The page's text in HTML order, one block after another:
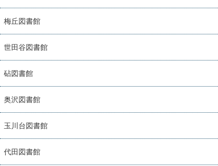
梅丘図書館
世田谷図書館
砧図書館
奥沢図書館
玉川台図書館
代田図書館